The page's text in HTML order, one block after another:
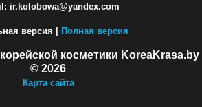
ir.kolobowa@yandex.com
версия | Полная версия
косметики KoreaKrasa.by
© 2026
Карта сайта